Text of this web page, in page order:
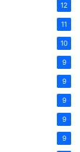
12
11
10
9
9
9
9
9